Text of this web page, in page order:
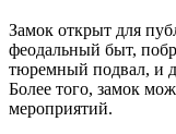
Замок открыт для
феодальный быт,
тюремный подвал, и
Более того, замок
мероприятий.